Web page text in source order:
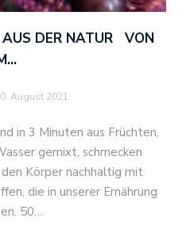
AUS DER NATUR VON
August 2021
in 3 Minuten aus Früchten,
gemixt, schmecken
Körper nachhaltig mit
die in unserer Ernährung
50…